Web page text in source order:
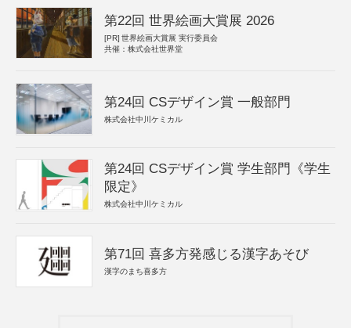
第22回 世界絵画大賞展 2026
[PR] 世界絵画大賞展 実行委員会
共催：株式会社世界堂
第24回 CSデザイン賞 一般部門
株式会社中川ケミカル
第24回 CSデザイン賞 学生部門《学生
限定》
株式会社中川ケミカル
第71回 喜多方発感じる漢字あそび
漢字のまち喜多方